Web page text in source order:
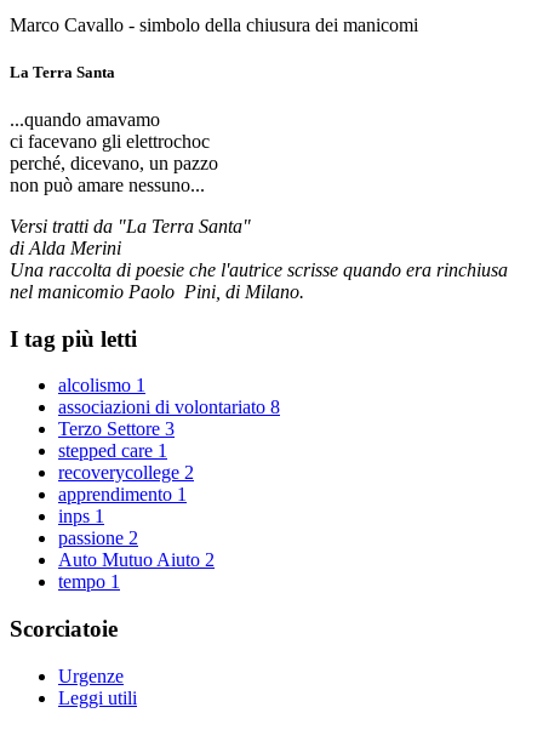
Marco Cavallo - simbolo della chiusura dei manicomi
La Terra Santa
...quando amavamo
ci facevano gli elettrochoc
perché, dicevano, un pazzo
non può amare nessuno...
Versi tratti da "La Terra Santa"
di Alda Merini
Una raccolta di poesie che l'autrice scrisse quando era rinchiusa
nel manicomio Paolo Pini, di Milano.
I tag più letti
alcolismo 1
associazioni di volontariato 8
Terzo Settore 3
stepped care 1
recoverycollege 2
apprendimento 1
inps 1
passione 2
Auto Mutuo Aiuto 2
tempo 1
Scorciatoie
Urgenze
Leggi utili